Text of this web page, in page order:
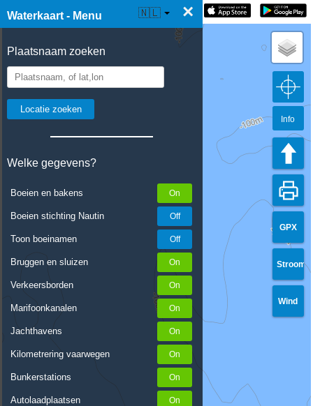
Waterkaart - Menu ×
Plaatsnaam zoeken
Welke gegevens?
Boeien en bakens
Boeien stichting Nautin
Toon boeinamen
Bruggen en sluizen
Verkeersborden
Marifoonkanalen
Jachthavens
Kilometrering vaarwegen
Bunkerstations
Autolaadplaatsen
☰ Waterkaart Live 🇳🇱
GPX
Stroom
Wind
Info